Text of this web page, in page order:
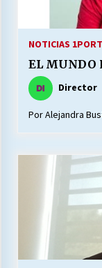
NOTICIAS 1
EL MUNDO
Director
Por Alejandra